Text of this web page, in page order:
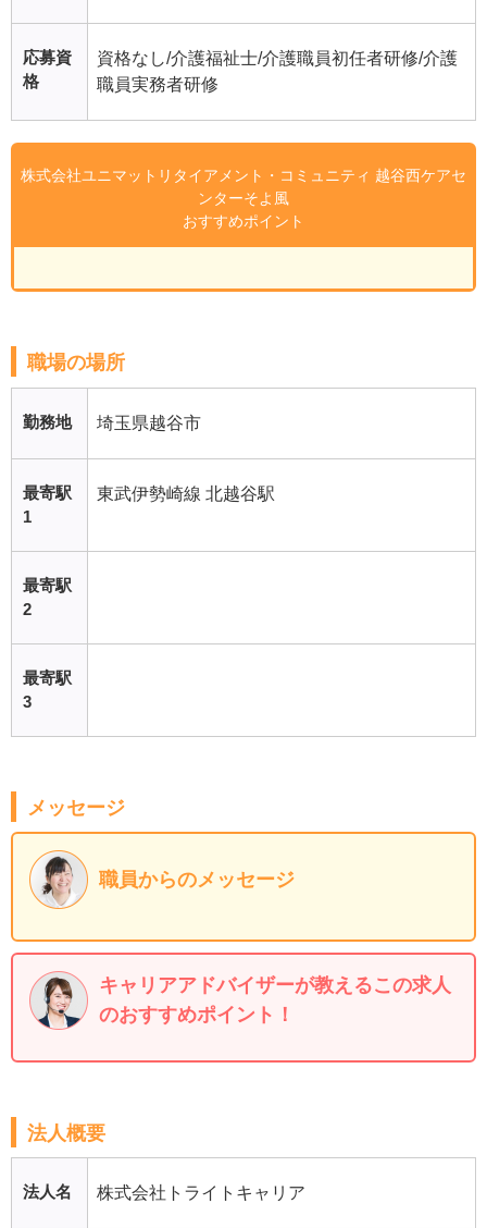
応募資
格
資格なし/介護福祉士/介護職員初任者研修/介護
職員実務者研修
株式会社ユニマットリタイアメント・コミュニティ 越谷西ケアセ
ンターそよ風
おすすめポイント
職場の場所
勤務地 埼玉県越谷市
最寄駅
1
東武伊勢崎線 北越谷駅
最寄駅
2
最寄駅
3
メッセージ
職員からのメッセージ
キャリアアドバイザーが教えるこの求人
のおすすめポイント！
法人概要
法人名 株式会社トライトキャリア